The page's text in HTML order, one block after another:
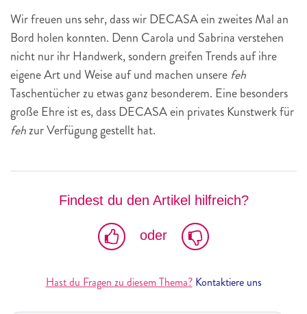
Wir freuen uns sehr, dass wir DECASA ein zweites Mal an
Bord holen konnten. Denn Carola und Sabrina verstehen
nicht nur ihr Handwerk, sondern greifen Trends auf ihre
eigene Art und Weise auf und machen unsere feh
Taschentücher zu etwas ganz besonderem. Eine besonders
große Ehre ist es, dass DECASA ein privates Kunstwerk für
fehzur Verfügung gestellt hat.
Findest du den Artikel hilfreich?
oder
Hast du Fragen zu diesem Thema?Kontaktiere uns